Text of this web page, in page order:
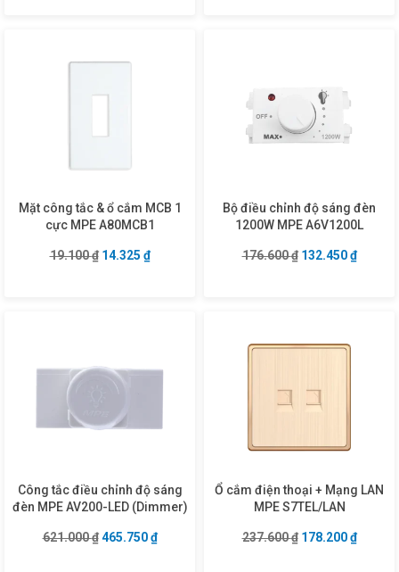
Mặt công tắc & ổ cắm MCB 1
cực MPE A80MCB1
19.100₫ Giá gốc là: 19.100 ₫.
14.325 ₫Giá hiện tại là: 14.325 ₫.
Bộ điều chỉnh độ sáng đèn
1200W MPE A6V1200L
176.600₫ Giá gốc là:
132.450₫Giá
Công tắc điều chỉnh độ sáng
đèn MPE AV200-LED (Dimmer)
621.000₫ Giá gốc là: 621.000 ₫.
465.750₫Giá hiện tại là: 465.750 ₫.
Ổ cắm điện thoại + Mạng LAN
MPE S7TEL/LAN
237.600₫ Giá gốc là:
178.200₫Giá